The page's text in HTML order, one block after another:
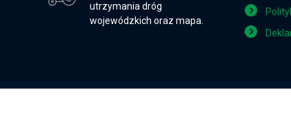
utrzymania dróg
wojewódzkich oraz mapa.